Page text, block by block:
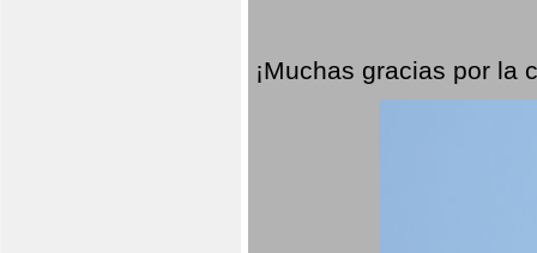
¡Muchas gracias por la